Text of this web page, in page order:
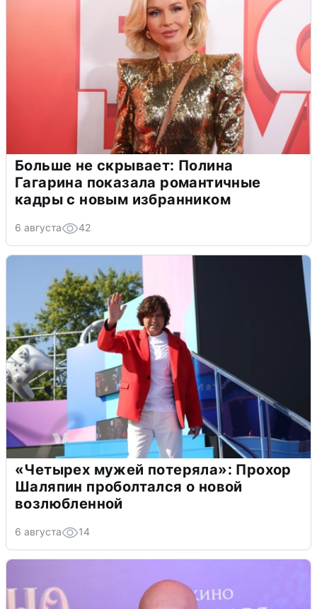
Больше не скрывает: Полина
Гагарина показала романтичные
кадры с новым избранником
6 августа 42
«Четырех мужей потеряла»: Прохор
Шаляпин проболтался о новой
возлюбленной
6 августа 14